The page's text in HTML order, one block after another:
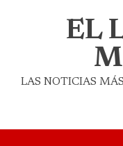
EL
LAS NOTICIAS